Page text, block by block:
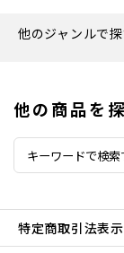
他のジャンルで
他の商品を
特定商取引法表示